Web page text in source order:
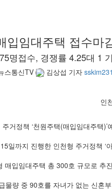
입임대주택 접수마
명접수, 경쟁률 4.25대 1
스통신TV 김상섭 기자
인
거정책 ‘천원주택(매입임대주택
일까지 진행한 인천형 주거정책 ‘
입임대주택 총 300호 규모로 추
물량 중 90호를 자녀가 없는 신혼